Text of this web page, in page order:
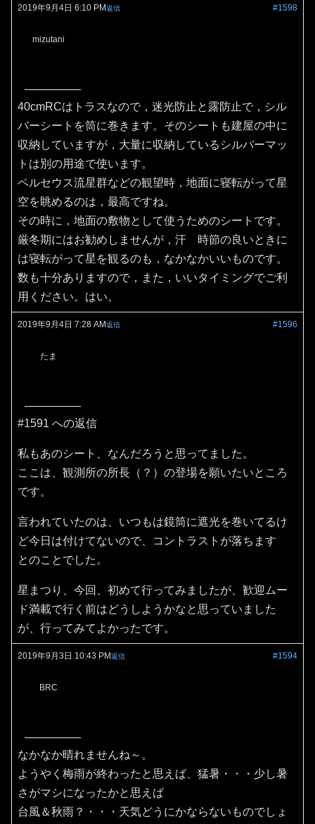
2019年9月4日 6:10 PM #1598
返信
mizutani
40cmRCはトラスなので，迷光防止と露防止で，シル
バーシートを筒に巻きます。そのシートも建屋の中に
収納していますが，大量に収納しているシルバーマッ
トは別の用途で使います。
ペルセウス流星群などの観望時，地面に寝転がって星
空を眺めるのは，最高ですね。
その時に，地面の敷物として使うためのシートです。
厳冬期にはお勧めしませんが，汗 時節の良いときに
は寝転がって星を観るのも，なかなかいいものです。
数も十分ありますので，また，いいタイミングでご利
用ください。はい。
2019年9月4日 7:28 AM #1596
返信
たま
#1591 への返信
私もあのシート、なんだろうと思ってました。
ここは、観測所の所長（？）の登場を願いたいところ
です。
言われていたのは、いつもは鏡筒に遮光を巻いてるけ
ど今日は付けてないので、コントラストが落ちます
とのことでした。
星まつり、今回、初めて行ってみましたが、歓迎ムー
ド満載で行く前はどうしようかなと思っていました
が、行ってみてよかったです。
2019年9月3日 10:43 PM #1594
返信
BRC
なかなか晴れませんね～。
ようやく梅雨が終わったと思えば、猛暑・・・少し暑
さがマシになったかと思えば
台風＆秋雨？・・・天気どうにかならないものでしょ